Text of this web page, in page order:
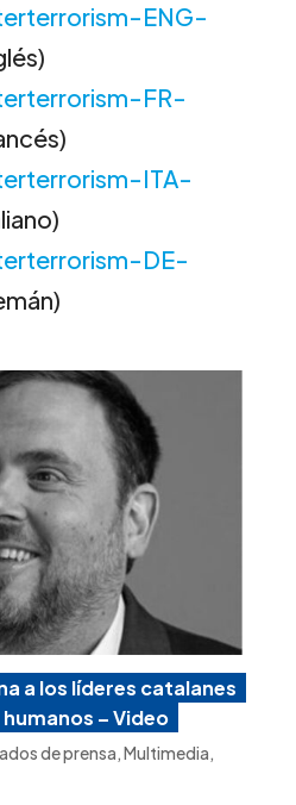
ENG-
FR-
ITA-
DE-
a los líderes catalanes
– Video
de prensa Multimedia